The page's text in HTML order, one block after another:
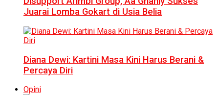
Juarai Lomba Gokart di Usia Belia
Diana Dewi: Kartini Masa Kini Harus Berani &
Percaya Diri
Opini